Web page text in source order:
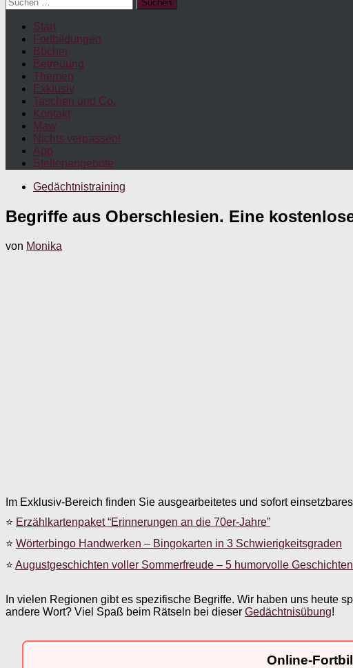
nach:
Start
Fortbildungen
Bücher
Betreuung
Themen
Exklusiv
Taschen und Co.
Kontakt
Maw
Nichts verpassen!
App
Stellenangebote
Gedächtnistraining
Begriffe aus Oberschlesien. Eine
von Monika
Im Exklusiv-Bereich finden Sie ausgearbeitetes und sofort
⭐ Erzählkartenpaket “Erinnerungen an die 70er-Jahre”
⭐ Wörterbingo Handwerken – Bingokarten in 3 Schwierigkeitsgraden
⭐ Augustgeschichten voller Sommerfreude – 5 humorvolle
In vielen Regionen gibt es spezifische Begriffe. Wir haben uns heute
andere Wort? Viel Spaß beim Rätseln bei dieser Gedächtnisübung!
Online-